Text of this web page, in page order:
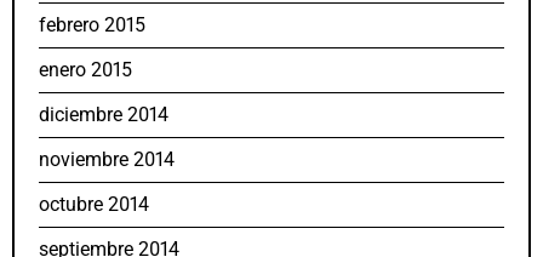
febrero 2015
enero 2015
diciembre 2014
noviembre 2014
octubre 2014
septiembre 2014